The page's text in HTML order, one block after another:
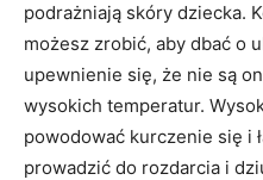
podrażniają skóry dziecka.
możesz zrobić, aby dbać o
upewnienie się, że nie są
wysokich temperatur.
powodować kurczenie się i
prowadzić do rozdarcia i